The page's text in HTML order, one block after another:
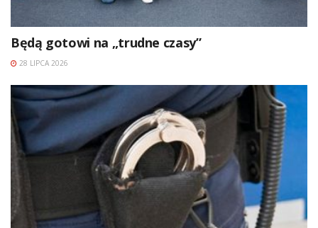
Będą gotowi na „trudne czasy”
28 LIPCA 2026